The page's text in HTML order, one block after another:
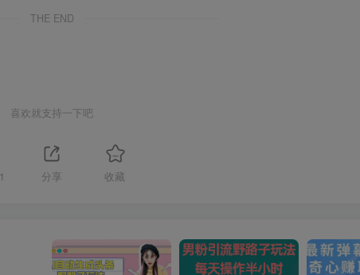
THE END
喜欢就支持一下吧
分享 收藏